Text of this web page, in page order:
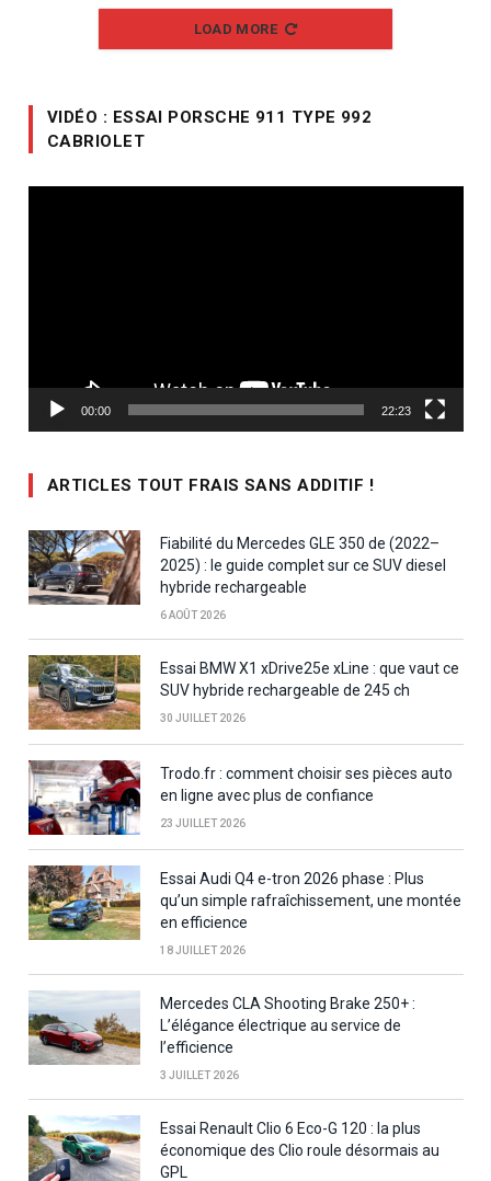
LOAD MORE
VIDÉO : ESSAI PORSCHE 911 TYPE 992
CABRIOLET
00:00 22:23
ARTICLES TOUT FRAIS SANS ADDITIF !
Fiabilité du Mercedes GLE 350 de (2022–
2025) : le guide complet sur ce SUV diesel
hybride rechargeable
6 AOÛT 2026
Essai BMW X1 xDrive25e xLine : que vaut ce
SUV hybride rechargeable de 245 ch
30 JUILLET 2026
Trodo.fr : comment choisir ses pièces auto
en ligne avec plus de confiance
23 JUILLET 2026
Essai Audi Q4 e-tron 2026 phase : Plus
qu’un simple rafraîchissement, une montée
en efficience
18 JUILLET 2026
Mercedes CLA Shooting Brake 250+ :
L’élégance électrique au service de
l’efficience
3 JUILLET 2026
Essai Renault Clio 6 Eco-G 120 : la plus
économique des Clio roule désormais au
GPL